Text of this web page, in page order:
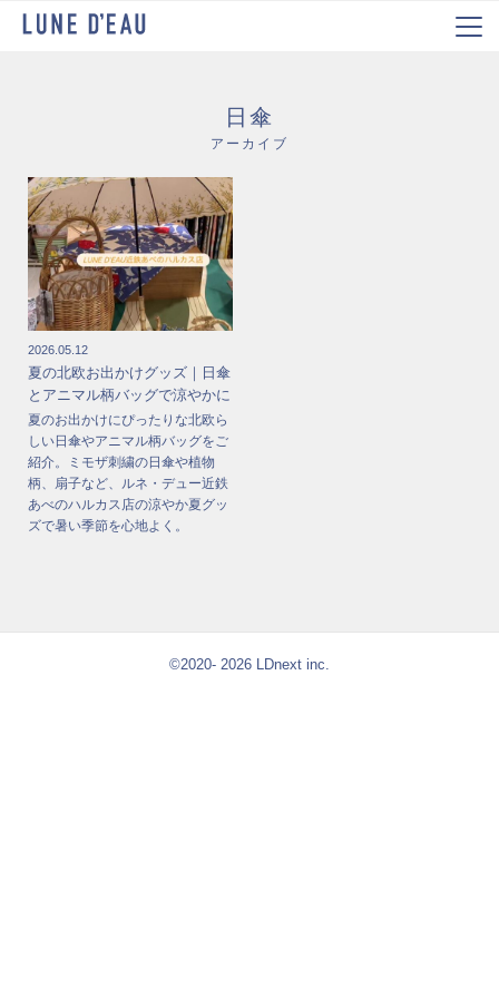
日傘
アーカイブ
2026.05.12
夏の北欧お出かけグッズ｜日傘
とアニマル柄バッグで涼やかに
夏のお出かけにぴったりな北欧ら
しい日傘やアニマル柄バッグをご
紹介。ミモザ刺繍の日傘や植物
柄、扇子など、ルネ・デュー近鉄
あべのハルカス店の涼やか夏グッ
ズで暑い季節を心地よく。
©2020- 2026 LDnext inc.